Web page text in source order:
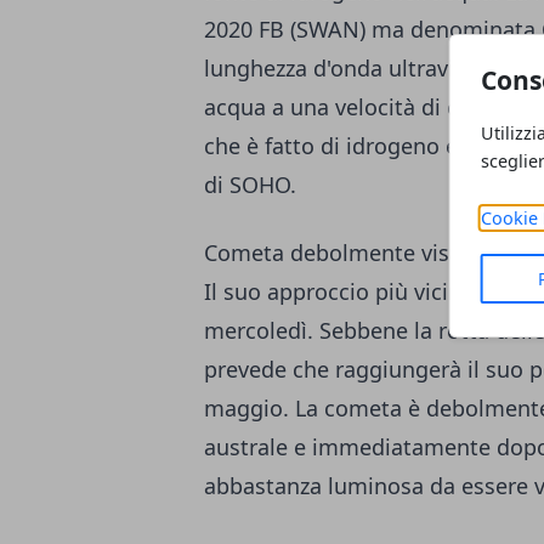
Cookie
2020 FB (SWAN) ma
lunghezza d'onda ultravioletta,
acqua a una velocità di circa 1,3
che è fatto di idrogeno e
di SOHO.
Cometa debolmente visibile
Il suo approccio più vicino alla
mercoledì. Sebbene la rotta
prevede che raggiungerà il suo
maggio. La cometa è
australe e immediatamente
abbastanza luminosa da essere